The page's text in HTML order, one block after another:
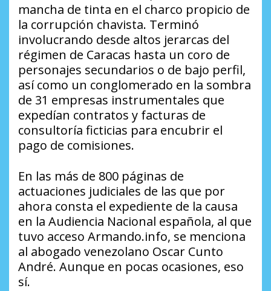
mancha de tinta en el charco propicio de
la corrupción chavista. Terminó
involucrando desde altos jerarcas del
régimen de Caracas hasta un coro de
personajes secundarios o de bajo perfil,
así como un conglomerado en la sombra
de 31 empresas instrumentales que
expedían contratos y facturas de
consultoría ficticias para encubrir el
pago de comisiones.
En las más de 800 páginas de
actuaciones judiciales de las que por
ahora consta el expediente de la causa
en la Audiencia Nacional española, al que
tuvo acceso Armando.info, se menciona
al abogado venezolano Oscar Cunto
André. Aunque en pocas ocasiones, eso
sí.